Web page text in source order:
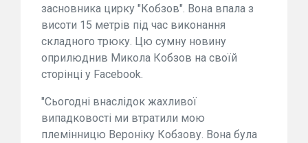
засновника цирку "Кобзов". Вона впала з
висоти 15 метрів під час виконання
складного трюку. Цю сумну новину
оприлюднив Микола Кобзов на своїй
сторінці у Facebook.
"Сьогодні внаслідок жахливої
випадковості ми втратили мою
племінницю Вероніку Кобзову. Вона була